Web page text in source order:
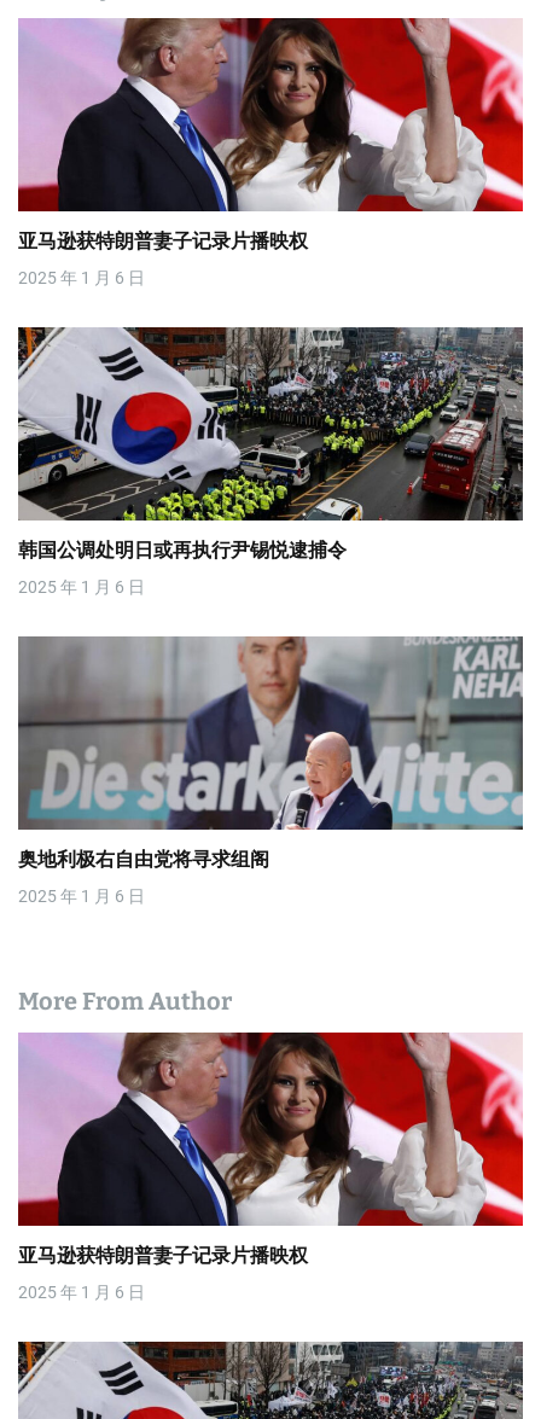
亚马逊获特朗普妻子记录片播映权
2025 年 1 月 6 日
韩国公调处明日或再执行尹锡悦逮捕令
2025 年 1 月 6 日
奥地利极右自由党将寻求组阁
2025 年 1 月 6 日
More From Author
亚马逊获特朗普妻子记录片播映权
2025 年 1 月 6 日